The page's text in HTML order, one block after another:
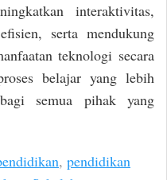
interaktivitas,
serta mendukung
teknologi secara
belajar yang lebih
semua pihak yang
, pendidikan